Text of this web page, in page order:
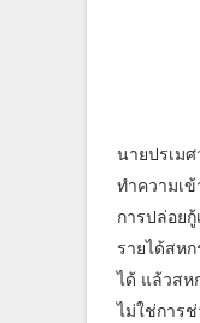
นายปรเม
ทำความเ
การปล่อย
รายได้สห
ได้ แล้วสห
ไม่ใช่การ